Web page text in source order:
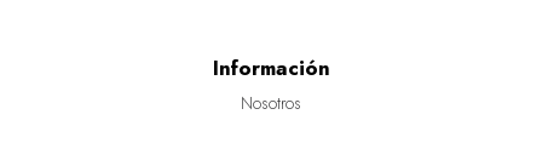
Información
Nosotros